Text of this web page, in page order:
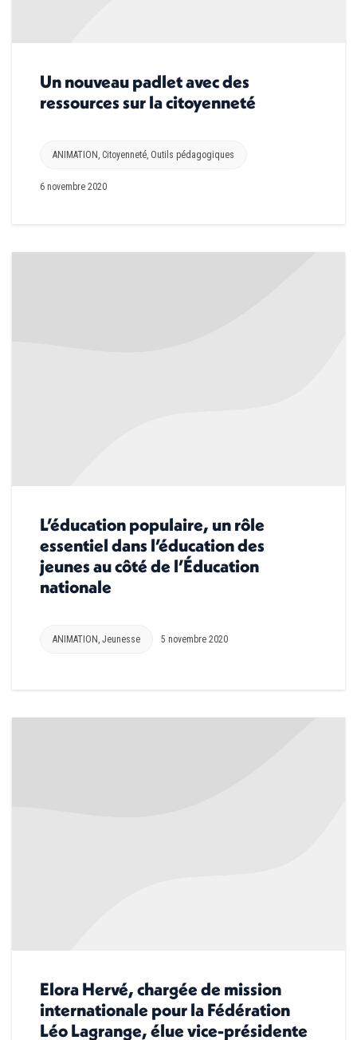
Un nouveau padlet avec des
ressources sur la citoyenneté
ANIMATION , Citoyenneté, Outils pédagogiques
6 novembre 2020
L’éducation populaire, un rôle
essentiel dans l’éducation des
jeunes au côté de l’Éducation
nationale
ANIMATION Jeunesse 5 novembre 2020
Elora Hervé, chargée de mission
internationale pour la Fédération
Léo Lagrange, élue vice-présidente